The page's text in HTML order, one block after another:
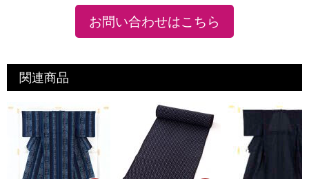
お問い合わせはこちら
関連商品